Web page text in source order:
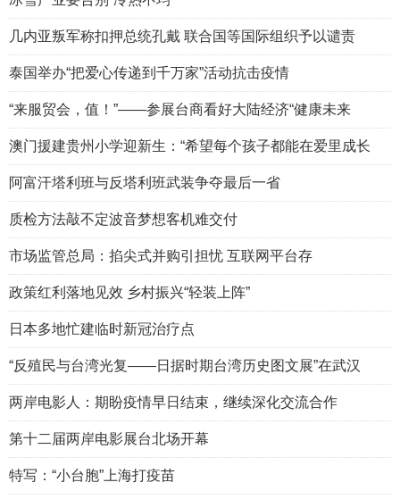
几内亚叛军称扣押总统孔戴 联合国等国际组织予以谴责
泰国举办“把爱心传递到千万家”活动抗击疫情
“来服贸会，值！”——参展台商看好大陆经济“健康未来
澳门援建贵州小学迎新生：“希望每个孩子都能在爱里成长
阿富汗塔利班与反塔利班武装争夺最后一省
质检方法敲不定波音梦想客机难交付
市场监管总局：掐尖式并购引担忧 互联网平台存
政策红利落地见效 乡村振兴“轻装上阵”
日本多地忙建临时新冠治疗点
“反殖民与台湾光复——日据时期台湾历史图文展”在武汉
两岸电影人：期盼疫情早日结束，继续深化交流合作
第十二届两岸电影展台北场开幕
特写：“小台胞”上海打疫苗